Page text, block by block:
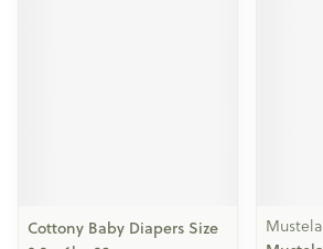
Cottony Baby Diapers Size
Mustela